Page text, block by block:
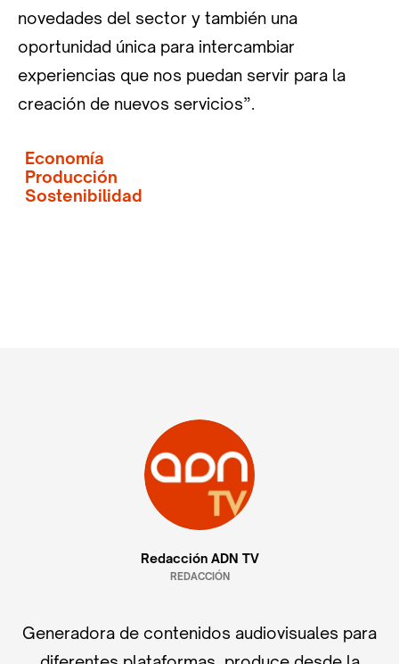
novedades del sector y también una
oportunidad única para intercambiar
experiencias que nos puedan servir para la
creación de nuevos servicios”.
Economía
Producción
Sostenibilidad
Redacción ADN TV
REDACCIÓN
Generadora de contenidos audiovisuales para